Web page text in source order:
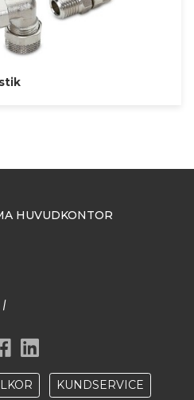
HUVUDKONTOR
KUNDSERVICE